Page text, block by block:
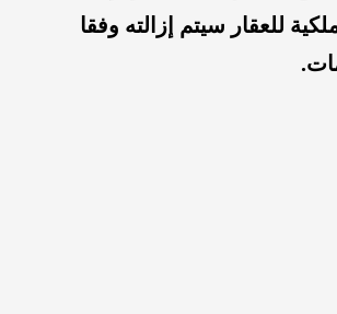
للعقار سيتم إزالته وفقا